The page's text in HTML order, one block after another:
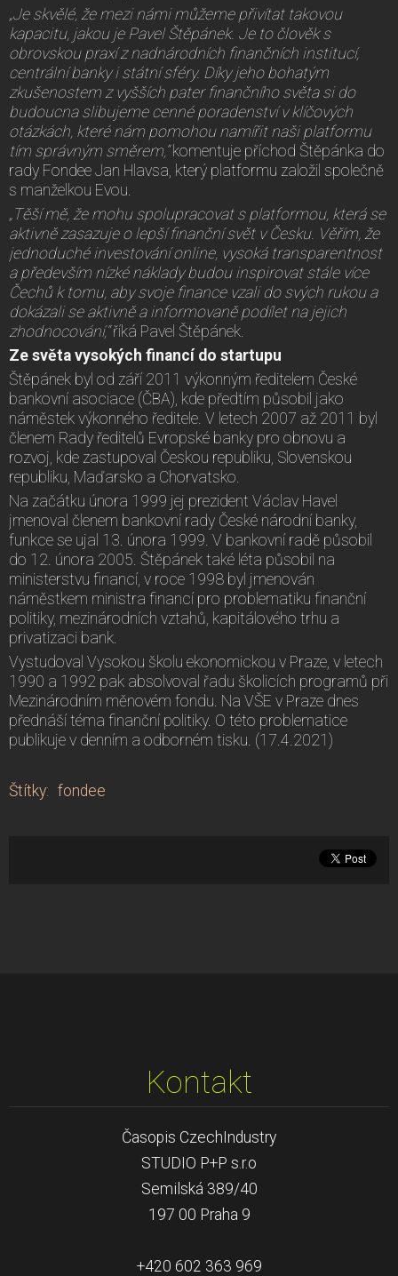
„Je skvělé, že mezi námi můžeme přivítat takovou
kapacitu, jakou je Pavel Štěpánek. Je to člověk s
obrovskou praxí z nadnárodních finančních institucí,
centrální banky i státní sféry. Díky jeho bohatým
zkušenostem z vyšších pater finančního světa si do
budoucna slibujeme cenné poradenství v klíčových
otázkách, které nám pomohou namířit naši platformu
tím správným směrem,“komentuje příchod Štěpánka do
rady Fondee Jan Hlavsa, který platformu založil společně
s manželkou Evou.
„Těší mě, že mohu spolupracovat s platformou, která se
aktivně zasazuje o lepší finanční svět v Česku. Věřím, že
jednoduché investování online, vysoká transparentnost
a především nízké náklady budou inspirovat stále více
Čechů k tomu, aby svoje finance vzali do svých rukou a
dokázali se aktivně a informovaně podílet na jejich
zhodnocování,“říká Pavel Štěpánek.
Ze světa vysokých financí do startupu
Štěpánek byl od září 2011 výkonným ředitelem České
bankovní asociace (ČBA), kde předtím působil jako
náměstek výkonného ředitele. V letech 2007 až 2011 byl
členem Rady ředitelů Evropské banky pro obnovu a
rozvoj, kde zastupoval Českou republiku, Slovenskou
republiku, Maďarsko a Chorvatsko.
Na začátku února 1999 jej prezident Václav Havel
jmenoval členem bankovní rady České národní banky,
funkce se ujal 13. února 1999. V bankovní radě působil
do 12. února 2005. Štěpánek také léta působil na
ministerstvu financí, v roce 1998 byl jmenován
náměstkem ministra financí pro problematiku finanční
politiky, mezinárodních vztahů, kapitálového trhu a
privatizaci bank.
Vystudoval Vysokou školu ekonomickou v Praze, v letech
1990 a 1992 pak absolvoval řadu školicích programů při
Mezinárodním měnovém fondu. Na VŠE v Praze dnes
přednáší téma finanční politiky. O této problematice
publikuje v denním a odborném tisku. (17.4.2021)
Štítky: fondee
Kontakt
Časopis CzechIndustry
STUDIO P+P s.r.o
Semilská 389/40
197 00 Praha 9
+420 602 363 969